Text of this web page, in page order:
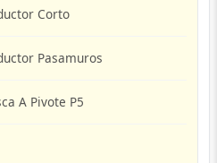
Corto
Pasamuros
A Pivote P5